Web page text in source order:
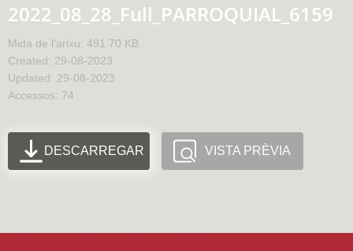
2022_08_28_Full_PARROQUIAL_6159
Mida de l'arixu: 491.70 KB
Created: 29-08-2023
Updated: 29-08-2023
Accessos: 74
DESCARREGAR VISTA PRÈVIA